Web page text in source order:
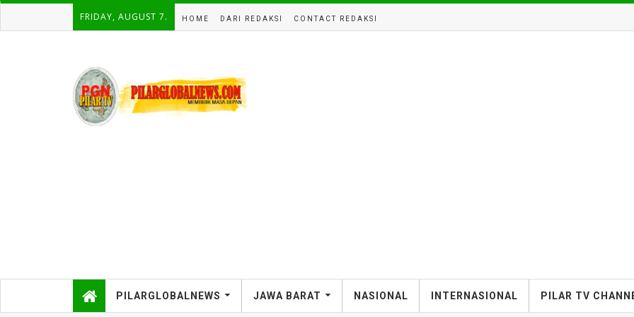
FRIDAY, AUGUST 7. HOME DARI REDAKSI CONTACT REDAKSI
PILARGLOBALNEWS JAWA BARAT NASIONAL INTERNASIONAL PILAR TV